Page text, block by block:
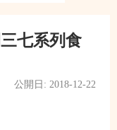
七系列食
公開日: 2018-12-22